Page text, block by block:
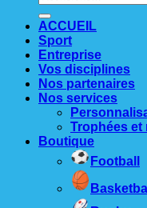
pour :
ACCUEIL
Sport
Entreprise
Vos disciplines
Nos partenaires
Nos services
Trophées et
Boutique
Football
Basketball